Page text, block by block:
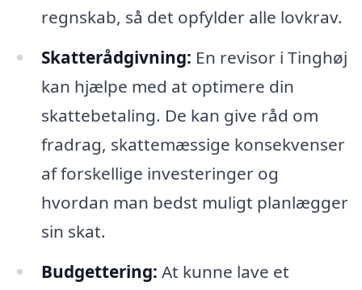
regnskab, så det opfylder alle lovkrav.
Skatterådgivning: En revisor i Tinghøj
kan hjælpe med at optimere din
skattebetaling. De kan give råd om
fradrag, skattemæssige konsekvenser
af forskellige investeringer og
hvordan man bedst muligt planlægger
sin skat.
Budgettering: At kunne lave et